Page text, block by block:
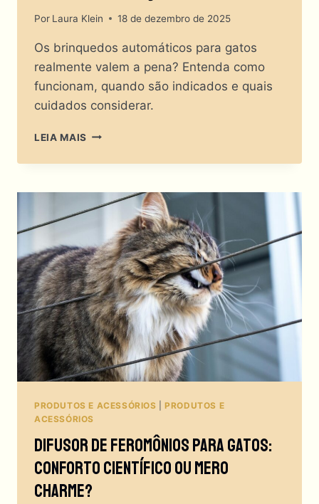
Por Laura Klein 18 de dezembro de 2025
Os brinquedos automáticos para gatos
realmente valem a pena? Entenda como
funcionam, quando são indicados e quais
cuidados considerar.
LEIA MAIS BRINQUEDOS
PARA
SOFISTICAÇÃO
OU
FRESCURA?
PRODUTOS E ACESSÓRIOS |PRODUTOS E
ACESSÓRIOS
Difusor De Feromônios Para Gatos:
Conforto Científico Ou Mero
Charme?